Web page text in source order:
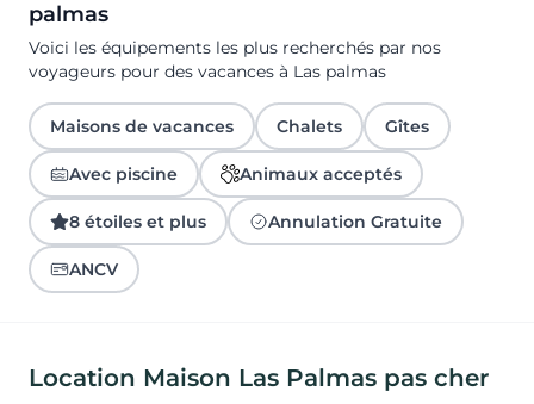
palmas
Voici les équipements les plus recherchés par nos
voyageurs pour des vacances à Las palmas
Maisons de vacances Chalets Gîtes
Avec piscine Animaux acceptés
8 étoiles et plus Annulation Gratuite
ANCV
Location Maison Las Palmas pas cher